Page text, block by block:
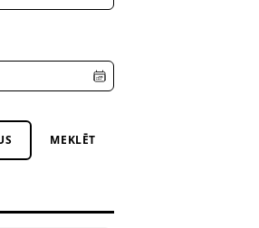
MEKLĒT